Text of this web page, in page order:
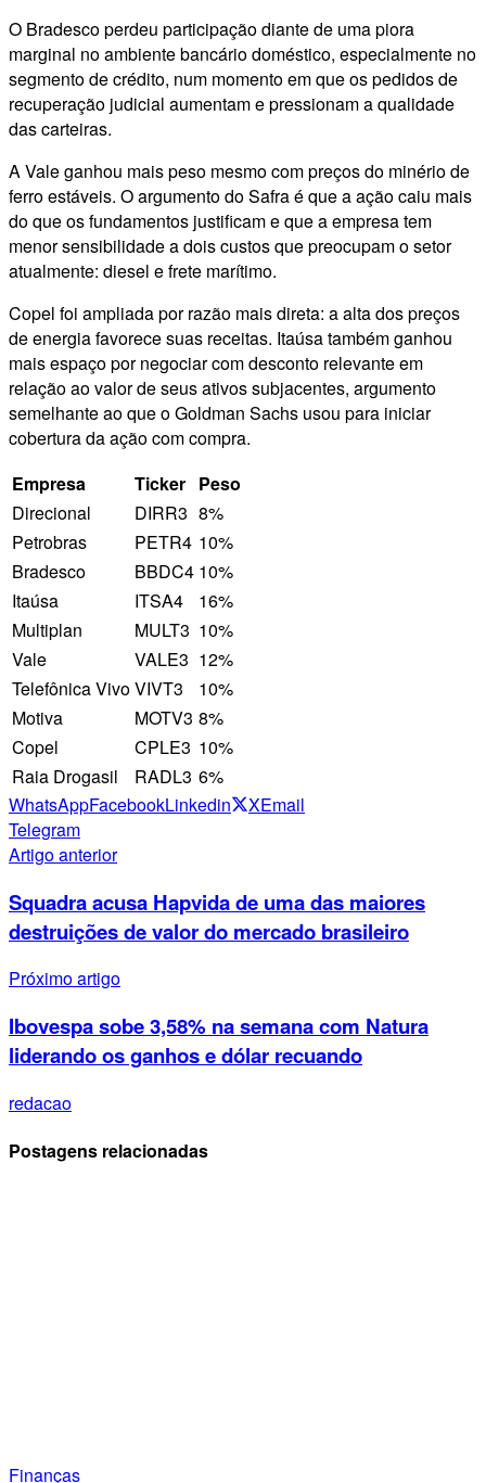
O Bradesco perdeu participação diante de uma piora
marginal no ambiente bancário doméstico, especialmente no
segmento de crédito, num momento em que os pedidos de
recuperação judicial aumentam e pressionam a qualidade
das carteiras.
A Vale ganhou mais peso mesmo com preços do minério de
ferro estáveis. O argumento do Safra é que a ação caiu mais
do que os fundamentos justificam e que a empresa tem
menor sensibilidade a dois custos que preocupam o setor
atualmente: diesel e frete marítimo.
Copel foi ampliada por razão mais direta: a alta dos preços
de energia favorece suas receitas. Itaúsa também ganhou
mais espaço por negociar com desconto relevante em
relação ao valor de seus ativos subjacentes, argumento
semelhante ao que o Goldman Sachs usou para iniciar
cobertura da ação com compra.
Empresa
Ticker Peso
Direcional
DIRR3 8%
Petrobras
PETR4 10%
Bradesco
BBDC4 10%
Itaúsa
ITSA4
16%
Multiplan
MULT3 10%
Vale
VALE3 12%
Telefônica VivoVIVT3
10%
Motiva
MOTV3 8%
Copel
CPLE3 10%
Raia Drogasil
RADL3 6%
WhatsAppFacebookLinkedin XEmail
Telegram
Artigo anterior
Squadra acusa Hapvida de uma das maiores
destruições de valor do mercado brasileiro
Próximo artigo
Ibovespa sobe 3,58% na semana com Natura
liderando os ganhos e dólar recuando
redacao
Postagens relacionadas
Finanças